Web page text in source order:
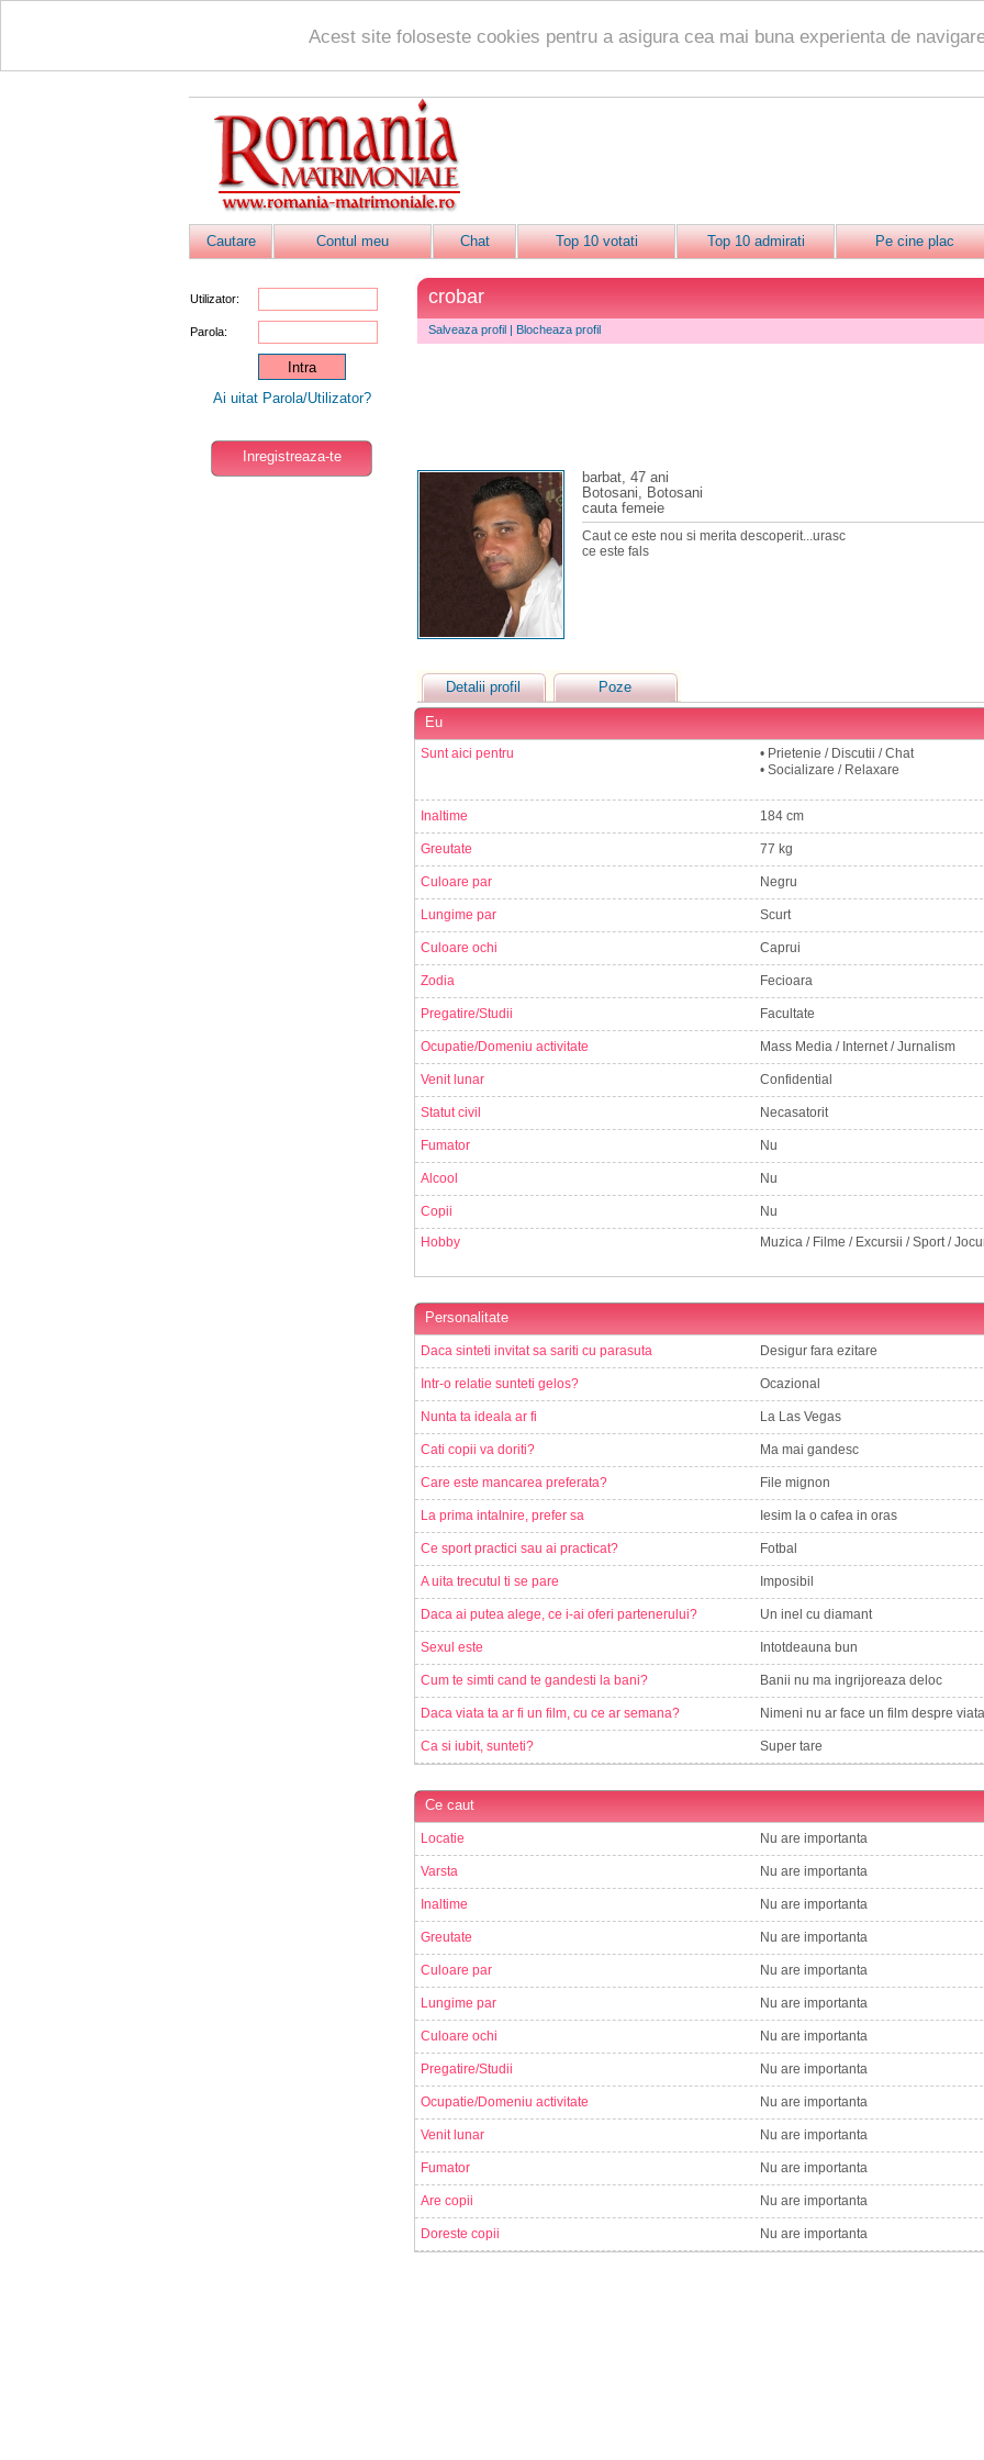
Acest site foloseste cookies pentru a asigura cea mai buna experienta de
Cautare Contul meu Chat Top 10 votati Top 10 admirati Pe cine plac
Utilizator:
Parola:
Ai uitat Parola/Utilizator?
Inregistreaza-te
crobar
Salveaza profil | Blocheaza profil
barbat, 47 ani
Botosani, Botosani
cauta femeie
Caut ce este nou si merita descoperit...urasc
ce este fals
Detalii profil Poze
Eu
Sunt aici pentru
• Prietenie / Discutii / Chat
• Socializare / Relaxare
Inaltime 184 cm
Greutate 77 kg
Culoare par Negru
Lungime par Scurt
Culoare ochi Caprui
Zodia Fecioara
Pregatire/Studii Facultate
Ocupatie/Domeniu activitate Mass Media / Internet / Jurnalism
Venit lunar Confidential
Statut civil Necasatorit
Fumator Nu
Alcool Nu
Copii Nu
Hobby Muzica / Filme / Excursii / Sport /
Personalitate
Daca sinteti invitat sa sariti cu parasuta Desigur fara ezitare
Intr-o relatie sunteti gelos? Ocazional
Nunta ta ideala ar fi La Las Vegas
Cati copii va doriti? Ma mai gandesc
Care este mancarea preferata? File mignon
La prima intalnire, prefer sa Iesim la o cafea in oras
Ce sport practici sau ai practicat? Fotbal
A uita trecutul ti se pare Imposibil
Daca ai putea alege, ce i-ai oferi partenerului? Un inel cu diamant
Sexul este Intotdeauna bun
Cum te simti cand te gandesti la bani? Banii nu ma ingrijoreaza deloc
Daca viata ta ar fi un film, cu ce ar semana? Nimeni nu ar face un film despre
Ca si iubit, sunteti? Super tare
Ce caut
Locatie Nu are importanta
Varsta Nu are importanta
Inaltime Nu are importanta
Greutate Nu are importanta
Culoare par Nu are importanta
Lungime par Nu are importanta
Culoare ochi Nu are importanta
Pregatire/Studii Nu are importanta
Ocupatie/Domeniu activitate Nu are importanta
Venit lunar Nu are importanta
Fumator Nu are importanta
Are copii Nu are importanta
Doreste copii Nu are importanta